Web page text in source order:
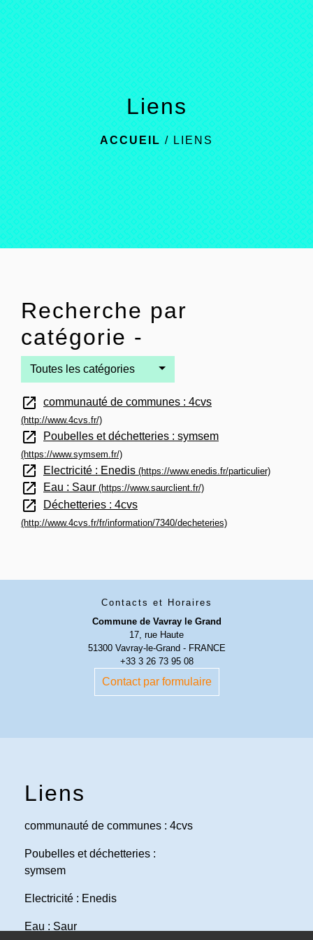
menu
Liens
ACCUEIL/LIENS
Recherche par
catégorie -
Toutes les catégories
open_in_new communauté de communes : 4cvs
(http://www.4cvs.fr/)
open_in_new Poubelles et déchetteries : symsem
(https://www.symsem.fr/)
open_in_new Electricité : Enedis (https://www.enedis.fr/particulier)
open_in_new Eau : Saur (https://www.saurclient.fr/)
open_in_new Déchetteries : 4cvs
(http://www.4cvs.fr/fr/information/7340/decheteries)
Contacts et Horaires
Commune de Vavray le Grand
17, rue Haute
51300 Vavray-le-Grand - FRANCE
+33 3 26 73 95 08
Contact par formulaire
Liens
communauté de communes : 4cvs
Poubelles et déchetteries :
symsem
Electricité : Enedis
Eau : Saur